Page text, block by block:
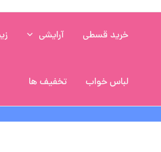
خرید قسطی آرایشی
لباس خواب تخفیف ها